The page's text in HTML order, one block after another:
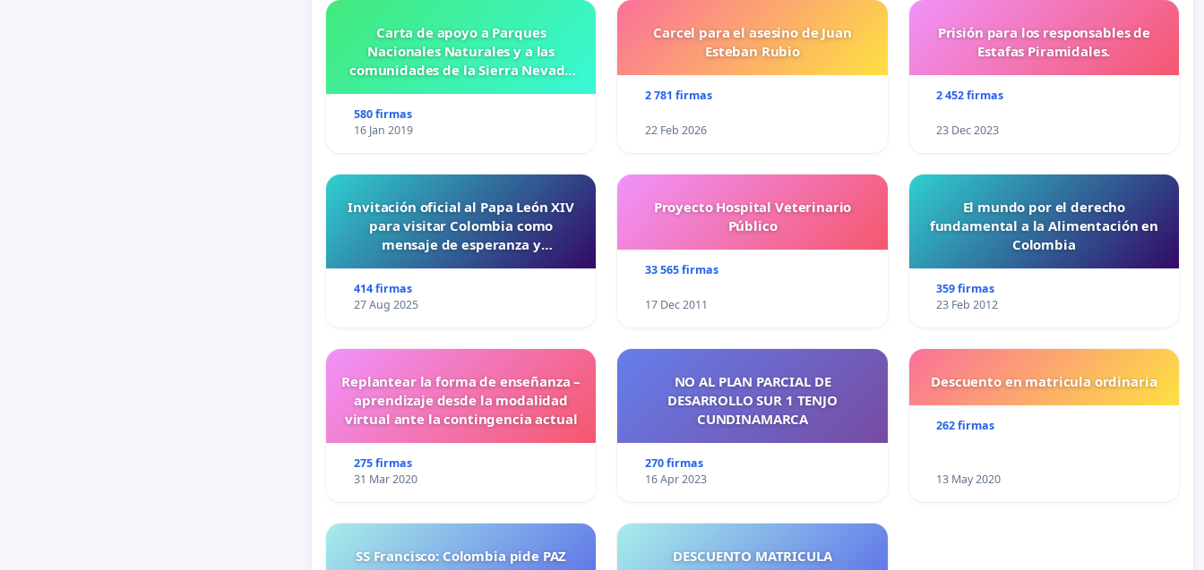
Carta de apoyo a Parques
Nacionales Naturales y a las
comunidades de la Sierra Nevada
580 firmas
16 Jan 2019
Carcel para el asesino de Juan
Esteban Rubio
2 781 firmas
22 Feb 2026
Prisión para los responsables de
Estafas Piramidales.
2 452 firmas
23 Dec 2023
Invitación oficial al Papa León XIV
para visitar Colombia como
mensaje de esperanza y
414 firmas
27 Aug 2025
Proyecto Hospital Veterinario
Público
33 565 firmas
17 Dec 2011
El mundo por el derecho
fundamental a la Alimentación en
Colombia
359 firmas
23 Feb 2012
Replantear la forma de enseñanza –
aprendizaje desde la modalidad
virtual ante la contingencia actual
275 firmas
31 Mar 2020
NO AL PLAN PARCIAL DE
DESARROLLO SUR 1 TENJO
CUNDINAMARCA
270 firmas
16 Apr 2023
Descuento en matricula ordinaria
262 firmas
13 May 2020
SS Francisco: Colombia pide PAZ
DESCUENTO MATRICULA